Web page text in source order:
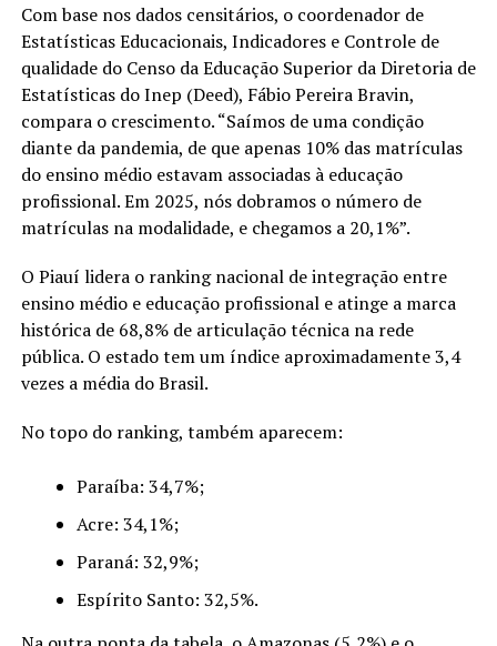
Com base nos dados censitários, o coordenador de
Estatísticas Educacionais, Indicadores e Controle de
qualidade do Censo da Educação Superior da Diretoria de
Estatísticas do Inep (Deed), Fábio Pereira Bravin,
compara o crescimento. “Saímos de uma condição
diante da pandemia, de que apenas 10% das matrículas
do ensino médio estavam associadas à educação
profissional. Em 2025, nós dobramos o número de
matrículas na modalidade, e chegamos a 20,1%”.
O Piauí lidera o ranking nacional de integração entre
ensino médio e educação profissional e atinge a marca
histórica de 68,8% de articulação técnica na rede
pública. O estado tem um índice aproximadamente 3,4
vezes a média do Brasil.
No topo do ranking, também aparecem:
Paraíba: 34,7%;
Acre: 34,1%;
Paraná: 32,9%;
Espírito Santo: 32,5%.